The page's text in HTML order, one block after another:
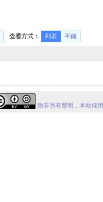
查看方式： 列表 平鋪
除非另有聲明， 本站採用